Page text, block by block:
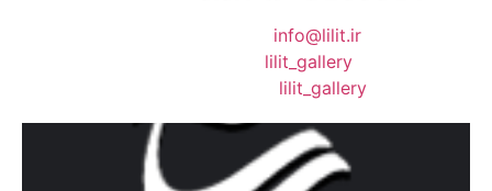
info@lilit.ir
lilit_gallery
lilit_gallery